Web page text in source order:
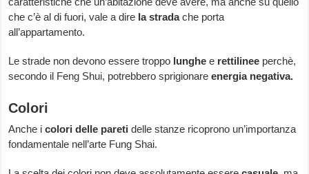
che c’è al di fuori, vale a dire la stradache porta
all’appartamento.
Le strade non devono essere troppo lunghe e rettilinee perchè,
secondo il Feng Shui, potrebbero sprigionareenergia negativa.
Colori
Anche icolori delle pareti delle stanze ricoprono un’importanza
fondamentale nell’arte Fung Shai.